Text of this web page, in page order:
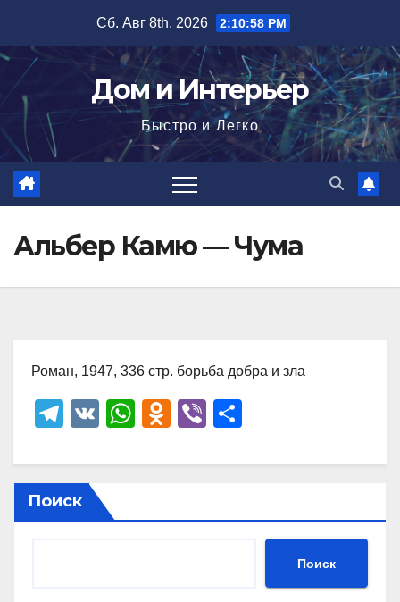
содержимому
Сб. Авг 8th, 2026 2:11:00 PM
Дом и Интерьер
Быстро и Легко
Альбер Камю — Чума
Роман, 1947, 336 стр. борьба добра и зла
T
e
gr
a
V
W
at
A
O
n
kl
Vi
er р
в
ть
Поиск
Поиск